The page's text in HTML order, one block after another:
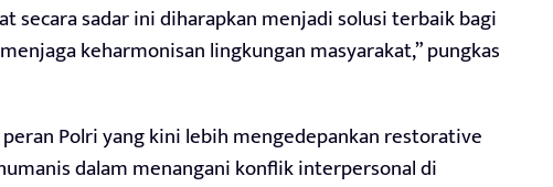
secara sadar ini diharapkan menjadi solusi terbaik bagi
keharmonisan lingkungan masyarakat,” pungkas
Polri yang kini lebih mengedepankan restorative
dalam menangani konflik interpersonal di